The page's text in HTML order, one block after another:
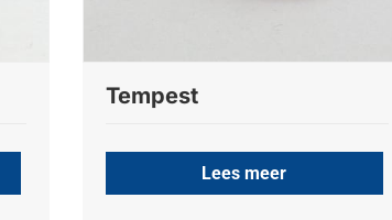
Tempest
Lees meer